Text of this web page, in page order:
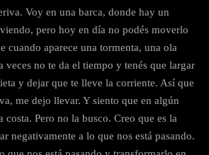
Voy en una barca, donde hay un
pero hoy en día no podés moverlo
cuando aparece una tormenta, una ola
veces no te da el tiempo y tenés que largar
y dejar que te lleve la corriente. Así que
me dejo llevar. Y siento que en algún
costa. Pero no la busco. Creo que es la
negativamente a lo que nos está pasando.